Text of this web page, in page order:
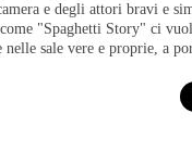
e degli attori bravi e
"Spaghetti Story" ci
sale vere e proprie, a